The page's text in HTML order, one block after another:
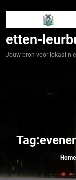
etten-
Jouw bron voor lokaal
Home